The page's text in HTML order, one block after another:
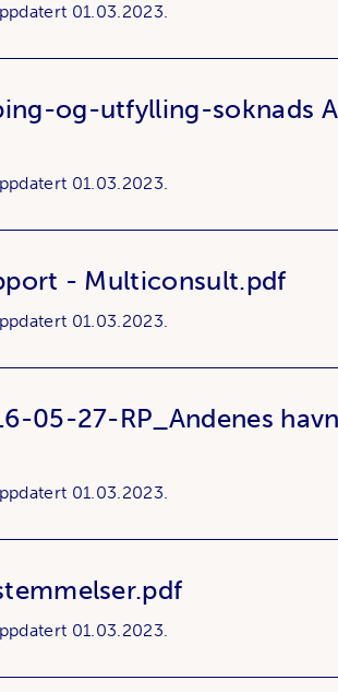
01.03.2023.
og-utfylling-soknads
01.03.2023.
- Multiconsult.pdf
01.03.2023.
05-27-RP_Andenes
01.03.2023.
01.03.2023.